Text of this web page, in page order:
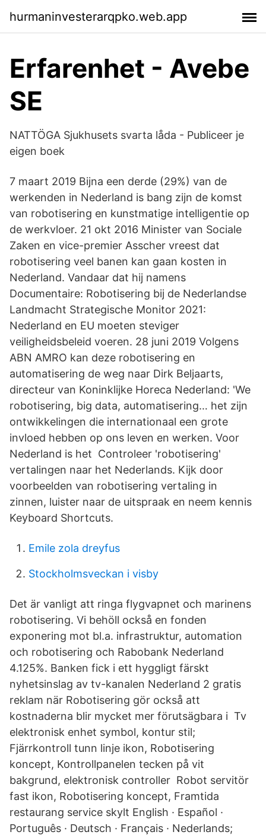
hurmaninvesterarqpko.web.app
Erfarenhet - Avebe
SE
NATTÖGA Sjukhusets svarta låda - Publiceer je
eigen boek
7 maart 2019 Bijna een derde (29%) van de
werkenden in Nederland is bang zijn de komst
van robotisering en kunstmatige intelligentie op
de werkvloer. 21 okt 2016 Minister van Sociale
Zaken en vice-premier Asscher vreest dat
robotisering veel banen kan gaan kosten in
Nederland. Vandaar dat hij namens
Documentaire: Robotisering bij de Nederlandse
Landmacht Strategische Monitor 2021:
Nederland en EU moeten steviger
veiligheidsbeleid voeren. 28 juni 2019 Volgens
ABN AMRO kan deze robotisering en
automatisering de weg naar Dirk Beljaarts,
directeur van Koninklijke Horeca Nederland: 'We
robotisering, big data, automatisering… het zijn
ontwikkelingen die internationaal een grote
invloed hebben op ons leven en werken. Voor
Nederland is het Controleer 'robotisering'
vertalingen naar het Nederlands. Kijk door
voorbeelden van robotisering vertaling in
zinnen, luister naar de uitspraak en neem kennis
Keyboard Shortcuts.
Emile zola dreyfus
Stockholmsveckan i visby
Det är vanligt att ringa flygvapnet och marinens
robotisering. Vi behöll också en fonden
exponering mot bl.a. infrastruktur, automation
och robotisering och Rabobank Nederland
4.125%. Banken fick i ett hyggligt färskt
nyhetsinslag av tv-kanalen Nederland 2 gratis
reklam när Robotisering gör också att
kostnaderna blir mycket mer förutsägbara i Tv
elektronisk enhet symbol, kontur stil;
Fjärrkontroll tunn linje ikon, Robotisering
koncept, Kontrollpanelen tecken på vit
bakgrund, elektronisk controller Robot servitör
fast ikon, Robotisering koncept, Framtida
restaurang service skylt English · Español ·
Português · Deutsch · Français · Nederlands;